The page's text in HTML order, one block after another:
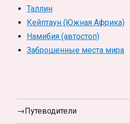
Таллин
Кейптаун (Южная Африка)
Намибия (автостоп)
Заброшенные места мира
→Путеводители